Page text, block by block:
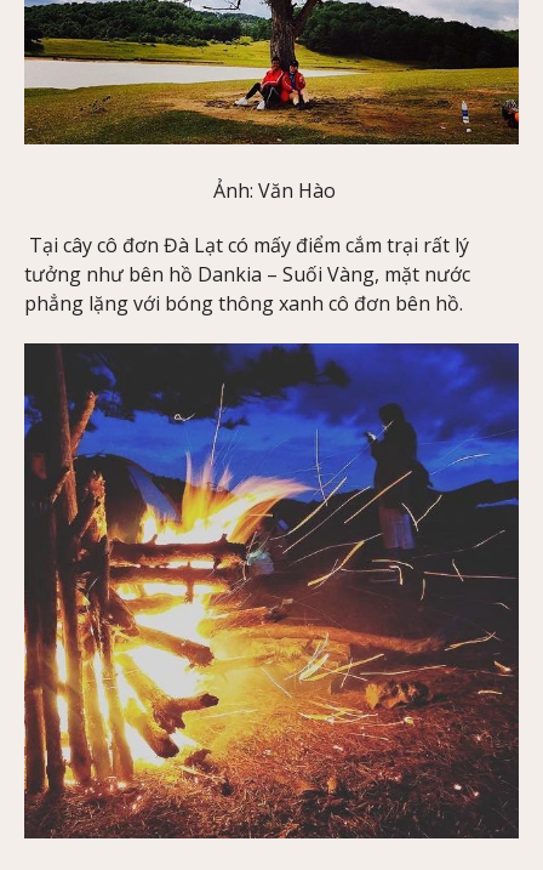
Ảnh: Văn Hào
Tại cây cô đơn Đà Lạt có mấy điểm cắm trại rất lý
tưởng như bên hồ Dankia – Suối Vàng, mặt nước
phẳng lặng với bóng thông xanh cô đơn bên hồ.